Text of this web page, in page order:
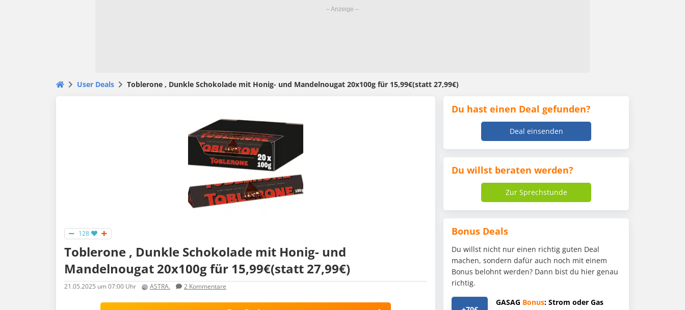
User Deals Toblerone , Dunkle Schokolade mit Honig- und Mandelnougat 20x100g für 15,99€(statt 27,99€)
128
Toblerone , Dunkle Schokolade mit Honig- und
Mandelnougat 20x100g für 15,99€(statt 27,99€)
21.05.2025 um 07:00 Uhr ASTRA. 2 Kommentare
Du hast einen Deal gefunden?
Deal einsenden
Du willst beraten werden?
Zur Sprechstunde
Bonus Deals
Du willst nicht nur einen richtig guten Deal
machen, sondern dafür auch noch mit einem
Bonus belohnt werden? Dann bist du hier genau
richtig.
GASAG Bonus: Strom oder Gas